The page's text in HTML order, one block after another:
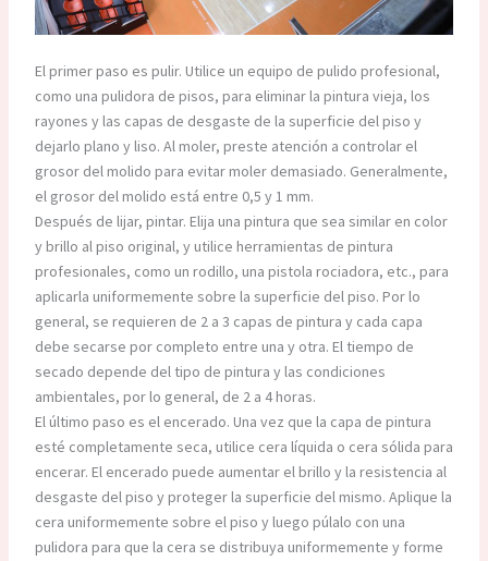
El primer paso es pulir. Utilice un equipo de pulido profesional,
como una pulidora de pisos, para eliminar la pintura vieja, los
rayones y las capas de desgaste de la superficie del piso y
dejarlo plano y liso. Al moler, preste atención a controlar el
grosor del molido para evitar moler demasiado. Generalmente,
el grosor del molido está entre 0,5 y 1 mm.
Después de lijar, pintar. Elija una pintura que sea similar en color
y brillo al piso original, y utilice herramientas de pintura
profesionales, como un rodillo, una pistola rociadora, etc., para
aplicarla uniformemente sobre la superficie del piso. Por lo
general, se requieren de 2 a 3 capas de pintura y cada capa
debe secarse por completo entre una y otra. El tiempo de
secado depende del tipo de pintura y las condiciones
ambientales, por lo general, de 2 a 4 horas.
El último paso es el encerado. Una vez que la capa de pintura
esté completamente seca, utilice cera líquida o cera sólida para
encerar. El encerado puede aumentar el brillo y la resistencia al
desgaste del piso y proteger la superficie del mismo. Aplique la
cera uniformemente sobre el piso y luego púlalo con una
pulidora para que la cera se distribuya uniformemente y forme